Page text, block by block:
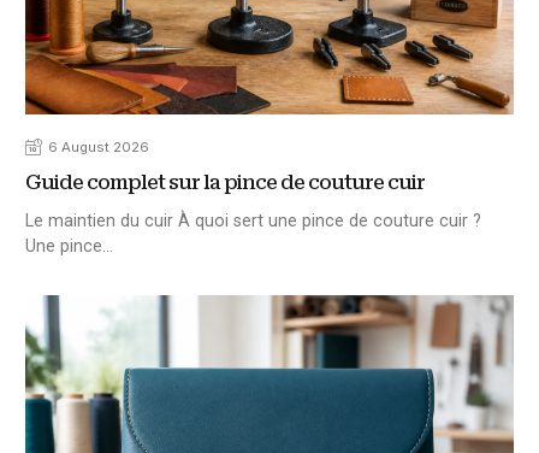
6 August 2026
Guide complet sur la pince de couture cuir
Le maintien du cuir À quoi sert une pince de couture cuir ?
Une pince…